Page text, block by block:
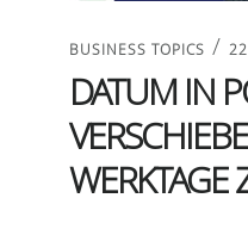
BUSINESS TOPICS /
DATUM IN
WERKTAGE